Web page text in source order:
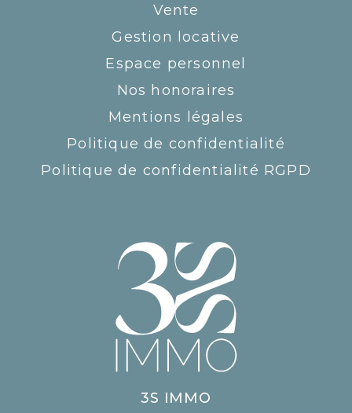
Vente
Gestion locative
Espace personnel
Nos honoraires
Mentions légales
Politique de confidentialité
Politique de confidentialité RGPD
3S IMMO